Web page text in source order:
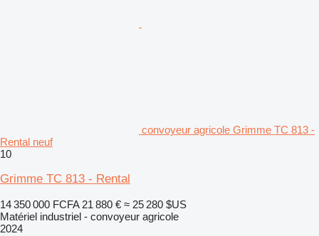
convoyeur agricole Grimme TC 813 -
Rental neuf
10
Grimme TC 813 - Rental
14 350 000 FCFA 21 880 € ≈ 25 280 $US
Matériel industriel - convoyeur agricole
2024